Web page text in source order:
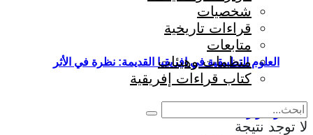
العلوم التطبيقية في إفريقيا القديمة: نظرة في الأثر
والمؤثرات
شخصيات
قراءات تاريخية
متابعات
منظمات وهيئات
كتاب قراءات إفريقية
لا توجد نتيجة